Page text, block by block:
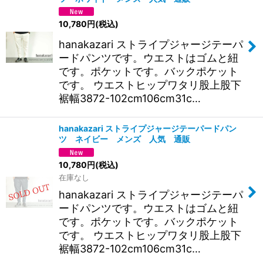
10,780円(税込)
hanakazari ストライプジャージテーパ
ードパンツです。ウエストはゴムと紐
です。ポケットです。バックポケット
です。 ウエストヒップワタリ股上股下
裾幅3872-102cm106cm31c…
hanakazari ストライプジャージテーパードパン
ツ ネイビー メンズ 人気 通販
10,780円(税込)
在庫なし
hanakazari ストライプジャージテーパ
ードパンツです。ウエストはゴムと紐
です。ポケットです。バックポケット
です。 ウエストヒップワタリ股上股下
裾幅3872-102cm106cm31c…